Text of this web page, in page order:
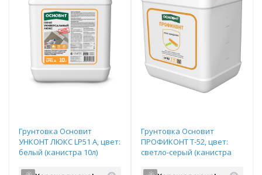
Грунтовка Основит
УНКОНТ ЛЮКС LP51 А, цвет:
белый (канистра 10л)
Грунтовка Основит
ПРОФИКОНТ Т-52, цвет:
светло-серый (канистра